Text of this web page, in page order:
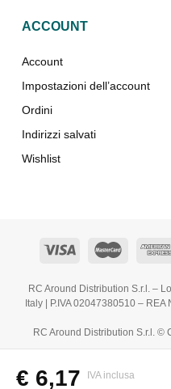
€ 6,17 IVA inclusa
ACCOUNT
Account
Impostazioni dell’account
Ordini
Indirizzi salvati
Wishlist
RC Around Distribution S.r.l. –
Italy | P.IVA 02047380510 –
RC Around Distribution S.r.l. ©